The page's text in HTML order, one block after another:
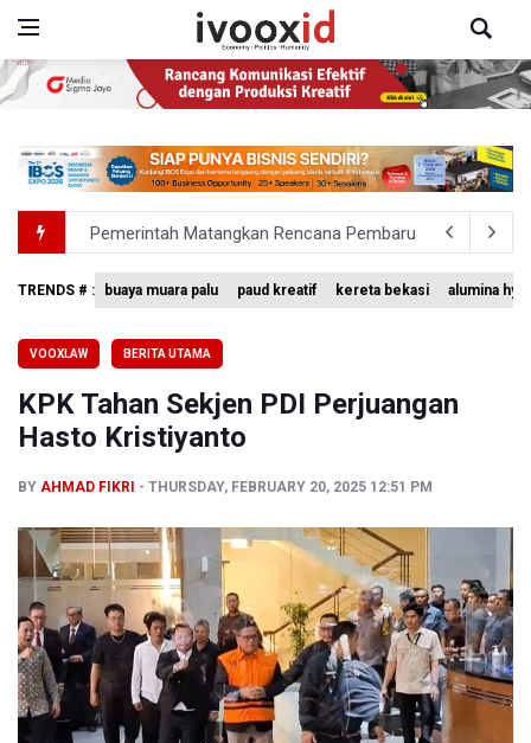
Pemerintah Matangkan Rencana Pembaruan Buku Ajar
Pendakian Gunung Gede Pangrango Ditutup karena
Perumnas Bangun Hunian Bersubsidi dengan Konsep
Bank Indonesia Sebut Cadangan Devisa Akhir Juli
TRENDS # : buaya muara palu paud kreatif kereta bekasi alumina
VOOXLAW BERITA UTAMA
KPK Tahan Sekjen PDI Perjuangan
Hasto Kristiyanto
BY AHMAD FIKRI THURSDAY, FEBRUARY 20, 2025 12:51 PM